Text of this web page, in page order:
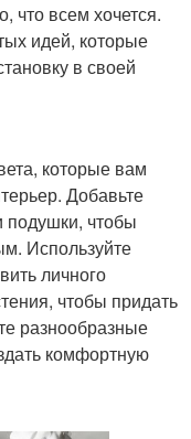
что всем хочется.
идей, которые
в своей
которые вам
Добавьте
подушки, чтобы
Используйте
личного
чтобы придать
разнообразные
комфортную